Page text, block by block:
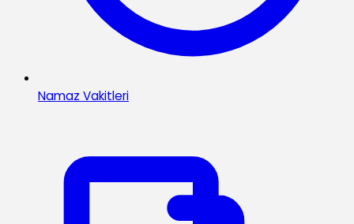
Namaz Vakitleri